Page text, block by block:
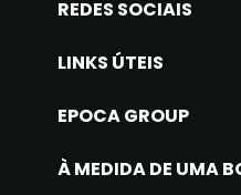
REDES SOCIAIS
LINKS ÚTEIS
EPOCA GROUP
À MEDIDA DE UMA